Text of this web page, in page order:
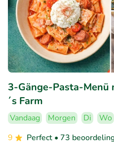
3-Gänge-Pasta-Menü
´s Farm
Vandaag Morgen Di Wo
9
Perfect • 73